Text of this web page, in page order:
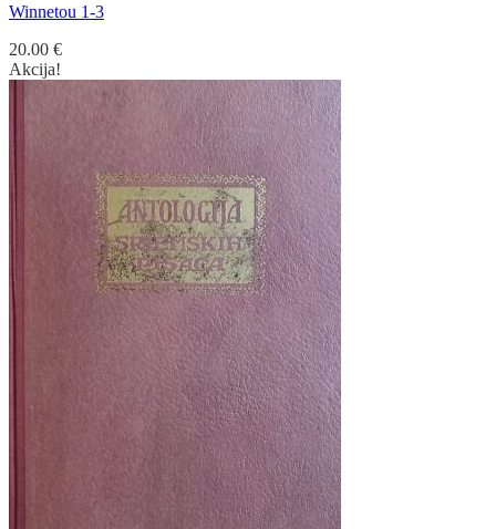
Winnetou 1-3
20.00 €
Akcija!